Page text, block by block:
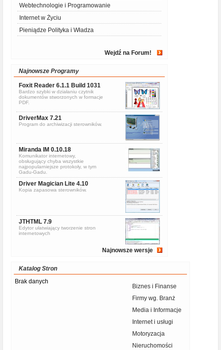
Webtechnologie i Programowanie
Internet w Życiu
Pieniądze Polityka i Władza
Wejdź na Forum!
Najnowsze Programy
Foxit Reader 6.1.1 Build 1031
Bardzo szybki w działaniu czytnik
dokumentów stworzonych w formacje
PDF.
DriverMax 7.21
Program do archiwizacji sterowników.
Miranda IM 0.10.18
Komunikator internetowy,
obsługujący chyba wszystkie
najpopularniejsze protokoły, w tym
Gadu-Gadu.
Driver Magician Lite 4.10
Kopia zapasowa sterowników.
JTHTML 7.9
Edytor ułatwiający tworzenie stron
internetowych
Najnowsze wersje
Katalog Stron
Brak danych
Biznes i Finanse
Firmy wg. Branż
Media i Informacje
Internet i usługi
Motoryzacja
Nieruchomości